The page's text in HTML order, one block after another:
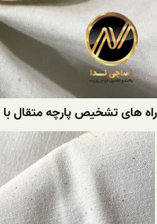
راه های تشخیص پارچه متقال با